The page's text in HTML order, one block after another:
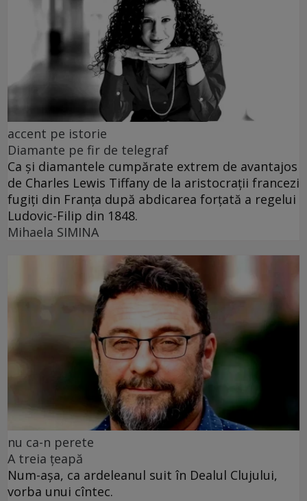
accent pe istorie
Diamante pe fir de telegraf
Ca și diamantele cumpărate extrem de avantajos
de Charles Lewis Tiffany de la aristocrații francezi
fugiți din Franța după abdicarea forțată a regelui
Ludovic-Filip din 1848.
Mihaela SIMINA
nu ca-n perete
A treia țeapă
Num-așa, ca ardeleanul suit în Dealul Clujului,
vorba unui cîntec.